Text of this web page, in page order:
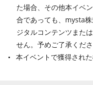
た場合、その他本イベ
合であっても、mysta
ジタルコンテンツまた
せん。予めご了承くださ
本イベントで獲得され